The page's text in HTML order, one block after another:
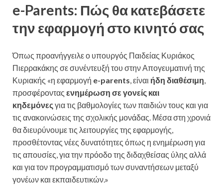
e-Parents: Πώς θα κατεβάσετε
την εφαρμογή στο κινητό σας
Όπως προανήγγειλε ο υπουργός Παιδείας Κυριάκος
Πιερρακάκης σε συνέντευξή του στην Απογευματινή της
Κυριακής «η εφαρμογή e-parents, είναι ήδη διαθέσιμη,
προσφέροντας ενημέρωση σε γονείς και
κηδεμόνεςγια τις βαθμολογίες των παιδιών τους και για
τις ανακοινώσεις της σχολικής μονάδας. Μέσα στη χρονιά
θα διευρύνουμε τις λειτουργίες της εφαρμογής,
προσθέτοντας νέες δυνατότητες όπως η ενημέρωση για
τις απουσίες, για την πρόοδο της διδαχθείσας ύλης αλλά
και για τον προγραμματισμό των συναντήσεων μεταξύ
γονέων και εκπαιδευτικών.»